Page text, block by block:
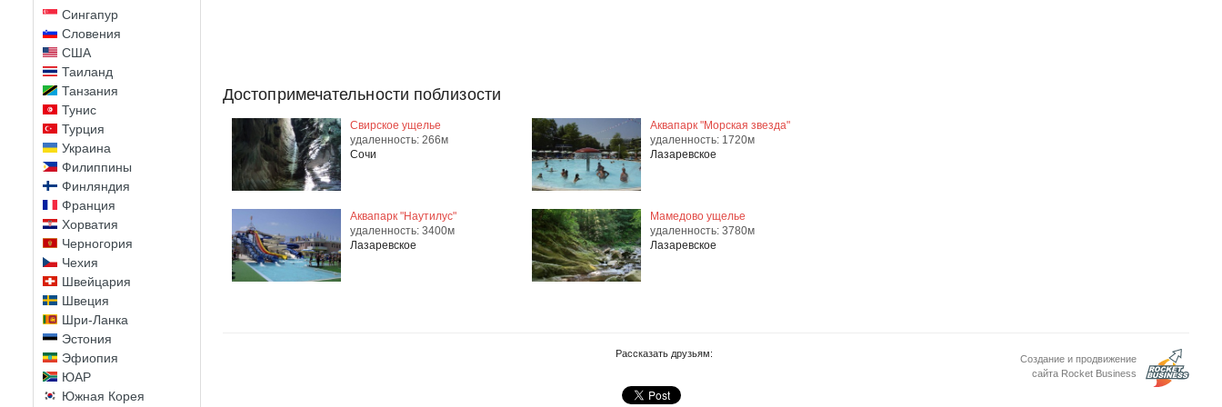
Сингапур
Словения
США
Таиланд
Танзания
Тунис
Турция
Украина
Филиппины
Финляндия
Франция
Хорватия
Черногория
Чехия
Швейцария
Швеция
Шри-Ланка
Эстония
Эфиопия
ЮАР
Южная Корея
Достопримечательности поблизости
Свирское ущелье
удаленность: 266м
Сочи
Аквапарк "Морская звезда"
удаленность: 1720м
Лазаревское
Аквапарк "Наутилус"
удаленность: 3400м
Лазаревское
Мамедово ущелье
удаленность: 3780м
Лазаревское
Создание и продвижение
сайта Rocket Business
Рассказать друзьям: